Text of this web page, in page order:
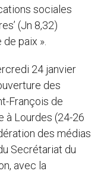
sociales
(Jn 8,32)
paix ».
24 janvier
des
François de
à Lourdes (24-26
des médias
Secrétariat du
avec la